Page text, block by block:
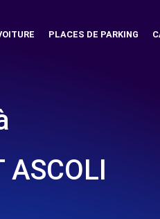
PLACES DE PARKING
ASCOLI